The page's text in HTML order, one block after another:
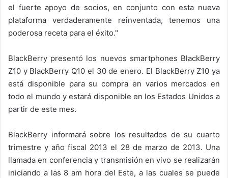
el fuerte apoyo de socios, en conjunto con esta nueva
plataforma verdaderamente reinventada, tenemos una
poderosa receta para el éxito."
BlackBerry presentó los nuevos smartphones BlackBerry
Z10 y BlackBerry Q10 el 30 de enero. El BlackBerry Z10 ya
está disponible para su compra en varios mercados en
todo el mundo y estará disponible en los Estados Unidos a
partir de este mes.
BlackBerry informará sobre los resultados de su cuarto
trimestre y año fiscal 2013 el 28 de marzo de 2013. Una
llamada en conferencia y transmisión en vivo se realizarán
iniciando a las 8 am hora del Este, a las cuales se puede